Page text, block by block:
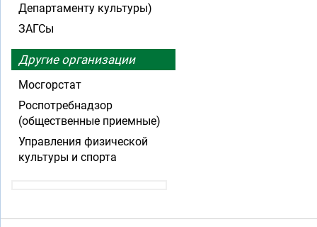
Департаменту культуры)
ЗАГСы
Другие организации
Мосгорстат
Роспотребнадзор
(общественные приемные)
Управления физической
культуры и спорта